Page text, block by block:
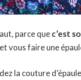
parce quec’est
vous faire une
la couture